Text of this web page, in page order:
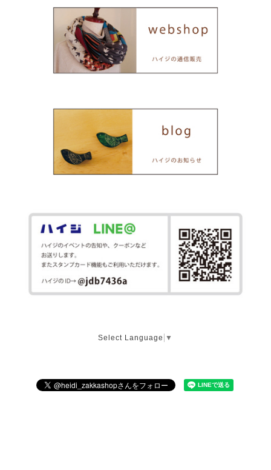
Select Language ▼